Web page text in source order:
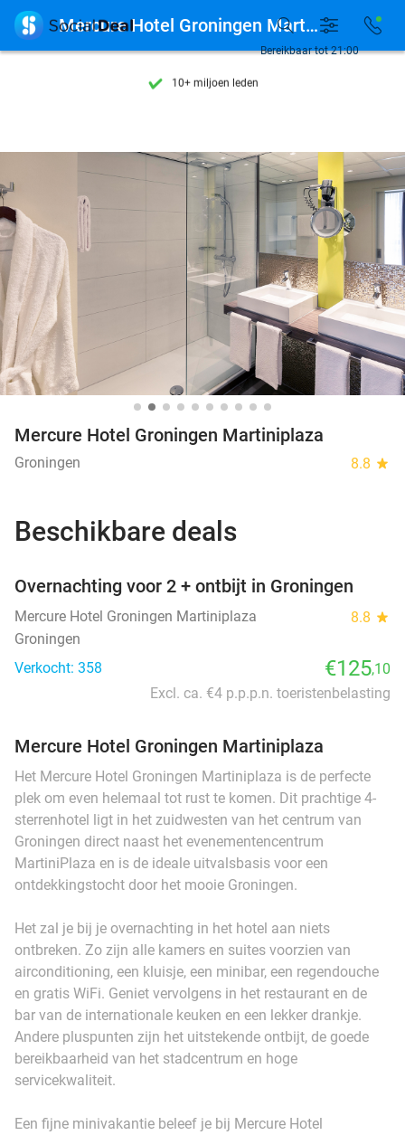
7 dagen per week beschikbaar
10+ miljoen leden
7 dagen per week beschikbaar
10+ miljoen leden
Bereikbaar tot 21:00
 Mercure Hotel Groningen Martiniplaza
Mercure Hotel Groningen Martiniplaza
Groningen 8.8 star
Beschikbare deals
Overnachting voor 2 + ontbijt in Groningen
Mercure Hotel Groningen Martiniplaza 8.8 star
Groningen
Verkocht: 358
€125,10
Excl. ca. €4 p.p.p.n. toeristenbelasting
Mercure Hotel Groningen Martiniplaza
Het Mercure Hotel Groningen Martiniplaza is de perfecte
plek om even helemaal tot rust te komen. Dit prachtige 4-
sterrenhotel ligt in het zuidwesten van het centrum van
Groningen direct naast het evenementencentrum
MartiniPlaza en is de ideale uitvalsbasis voor een
ontdekkingstocht door het mooie Groningen.
Het zal je bij je overnachting in het hotel aan niets
ontbreken. Zo zijn alle kamers en suites voorzien van
airconditioning, een kluisje, een minibar, een regendouche
en gratis WiFi. Geniet vervolgens in het restaurant en de
bar van de internationale keuken en een lekker drankje.
Andere pluspunten zijn het uitstekende ontbijt, de goede
bereikbaarheid van het stadcentrum en hoge
servicekwaliteit.
Een fijne minivakantie beleef je bij Mercure Hotel